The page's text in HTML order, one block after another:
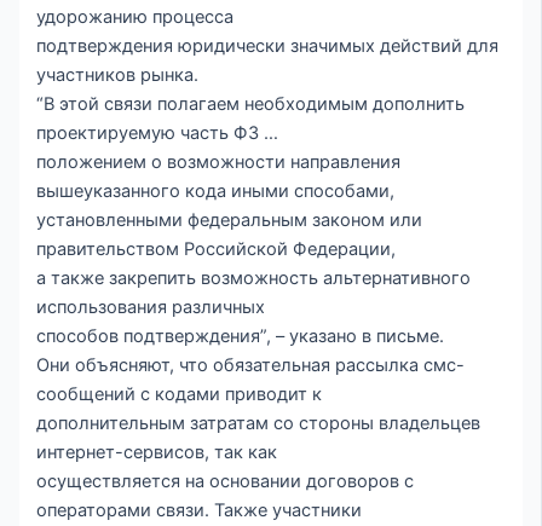
удорожанию процесса
подтверждения юридически значимых действий для
участников рынка.
“В этой связи полагаем необходимым дополнить
проектируемую часть ФЗ …
положением о возможности направления
вышеуказанного кода иными способами,
установленными федеральным законом или
правительством Российской Федерации,
а также закрепить возможность альтернативного
использования различных
способов подтверждения”, – указано в письме.
Они объясняют, что обязательная рассылка смс-
сообщений с кодами приводит к
дополнительным затратам со стороны владельцев
интернет-сервисов, так как
осуществляется на основании договоров с
операторами связи. Также участники